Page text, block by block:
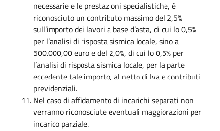
necessarie e le prestazioni specialistiche, è
riconosciuto un contributo massimo del 2,5%
sull’importo dei lavori a base d’asta, di cui lo 0,5%
per l’analisi di risposta sismica locale, sino a
500.000,00 euro e del 2,0%, di cui lo 0,5% per
l’analisi di risposta sismica locale, per la parte
eccedente tale importo, al netto di Iva e contributi
previdenziali.
Nel caso di affidamento di incarichi separati non
verranno riconosciute eventuali maggiorazioni per
incarico parziale.